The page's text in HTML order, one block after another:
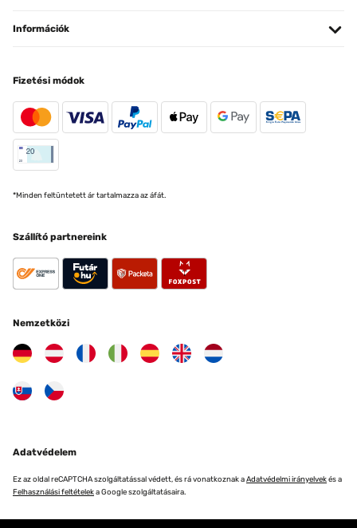
Információk
Fizetési módok
*Minden feltüntetett ár tartalmazza az áfát.
Szállító partnereink
Nemzetközi
Adatvédelem
Ez az oldal reCAPTCHA szolgáltatással védett, és rá vonatkoznak aAdatvédelmi irányelvekés a
Felhasználási feltételeka Google szolgáltatásaira.